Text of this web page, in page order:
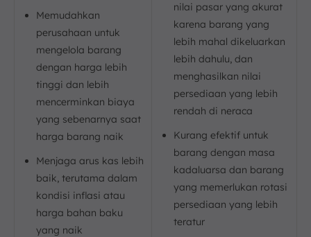
Memudahkan
perusahaan untuk
mengelola barang
dengan harga lebih
tinggi dan lebih
mencerminkan biaya
yang sebenarnya saat
harga barang naik
Menjaga arus kas lebih
baik, terutama dalam
kondisi inflasi atau
harga bahan baku
yang naik
nilai pasar yang akurat
karena barang yang
lebih mahal dikeluarkan
lebih dahulu, dan
menghasilkan nilai
persediaan yang lebih
rendah di neraca
Kurang efektif untuk
barang dengan masa
kadaluarsa dan barang
yang memerlukan rotasi
persediaan yang lebih
teratur